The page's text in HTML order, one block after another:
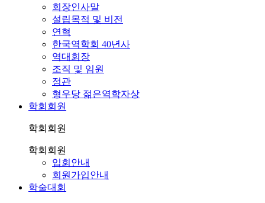
회장인사말
설립목적 및 비전
연혁
한국역학회 40년사
역대회장
조직 및 임원
정관
형우당 젊은역학자상
학회회원
학회회원
학회회원
입회안내
회원가입안내
학술대회